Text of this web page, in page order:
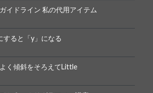
イドライン 私の代用アイテム
すると「y」になる
く傾斜をそろえてLittle